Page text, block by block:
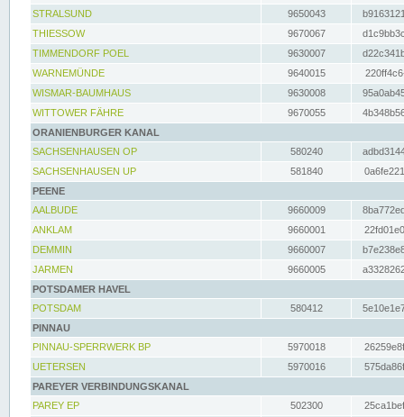
STRALSUND
9650043
THIESSOW
9670067
TIMMENDORF POEL
9630007
WARNEMÜNDE
9640015
WISMAR-BAUMHAUS
9630008
WITTOWER FÄHRE
9670055
ORANIENBURGER KANAL
SACHSENHAUSEN OP
580240
SACHSENHAUSEN UP
581840
PEENE
AALBUDE
9660009
ANKLAM
9660001
DEMMIN
9660007
JARMEN
9660005
POTSDAMER HAVEL
POTSDAM
580412
PINNAU
PINNAU-SPERRWERK BP
5970018
UETERSEN
5970016
PAREYER VERBINDUNGSKANAL
PAREY EP
502300